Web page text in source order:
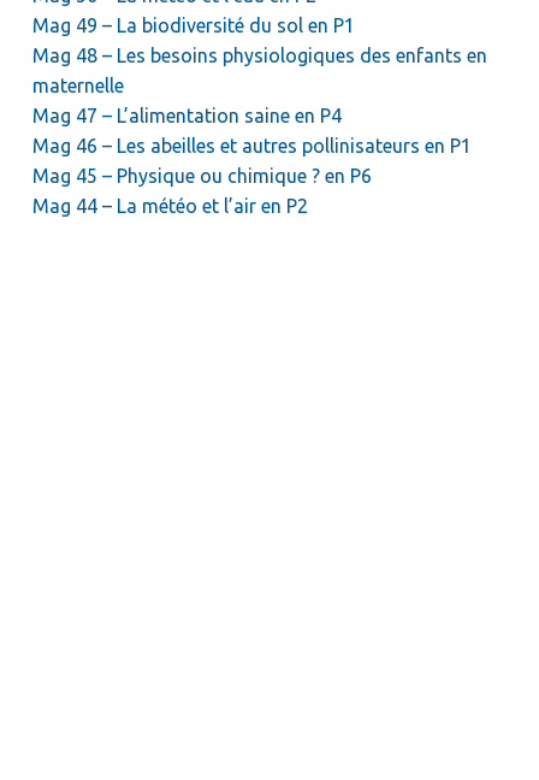
Mag 49 – La biodiversité du sol en P1
Mag 48 – Les besoins physiologiques des enfants en
maternelle
Mag 47 – L’alimentation saine en P4
Mag 46 – Les abeilles et autres pollinisateurs en P1
Mag 45 – Physique ou chimique ? en P6
Mag 44 – La météo et l’air en P2